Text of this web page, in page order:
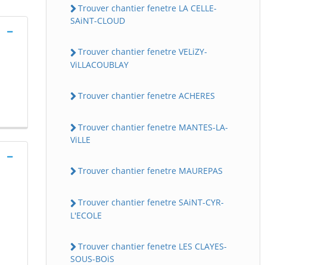
Trouver chantier fenetre LA CELLE-
SAiNT-CLOUD
Trouver chantier fenetre VELiZY-
ViLLACOUBLAY
Trouver chantier fenetre ACHERES
Trouver chantier fenetre MANTES-LA-
ViLLE
Trouver chantier fenetre MAUREPAS
Trouver chantier fenetre SAiNT-CYR-
L'ECOLE
Trouver chantier fenetre LES CLAYES-
SOUS-BOiS